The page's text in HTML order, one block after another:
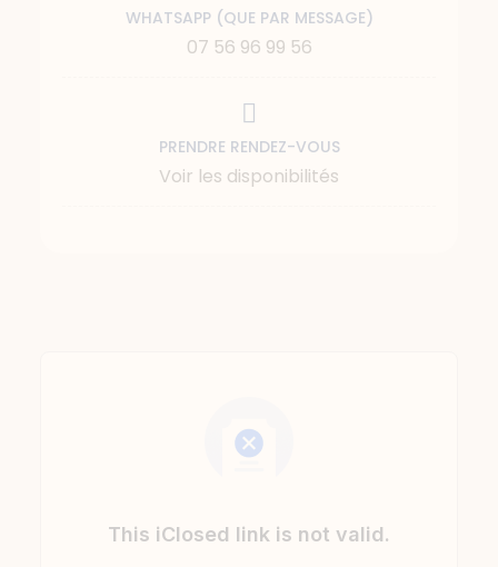
WHATSAPP (QUE PAR MESSAGE)
07 56 96 99 56
PRENDRE RENDEZ-VOUS
Voir les disponibilités